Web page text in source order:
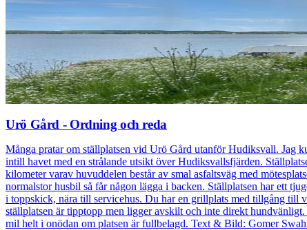
Urö Gård - Ordning och reda
Många pratar om ställplatsen vid Urö Gård utanför Hudiksvall. Jag
intill havet med en strålande utsikt över Hudiksvallsfjärden.
kilometer varav huvuddelen består av smal asfaltsväg med
normalstor husbil så får någon lägga i backen. Ställplatsen har ett
i toppskick, nära till servicehus. Du har en grillplats med tillgång till
ställplatsen är tipptopp men ligger avskilt och inte direkt
mil helt i onödan om platsen är fullbelagd. Text & Bild: Gomer